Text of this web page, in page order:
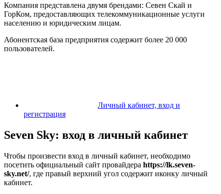
Компания представлена двумя брендами: Севен Скай и
ГорКом, предоставляющих телекоммуникационные услуги
населению и юридическим лицам.
Абонентская база предприятия содержит более 20 000
пользователей.
Личный кабинет, вход и
регистрация
Seven Sky: вход в личный кабинет
Чтобы произвести вход в личный кабинет, необходимо
посетить официальный сайт провайдера https://lk.seven-
sky.net/, где правый верхний угол содержит иконку личный
кабинет.